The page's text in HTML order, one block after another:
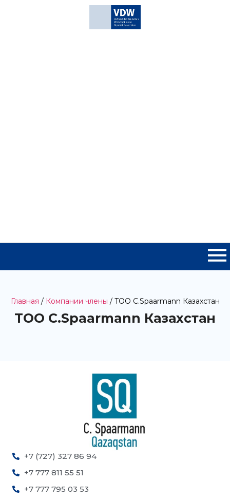
Главная / Компании члены / TOO C.Spaarmann Казахстан
TOO C.Spaarmann Казахстан
+7 (727) 327 86 94
+7 777 811 55 51
+7 777 795 03 53